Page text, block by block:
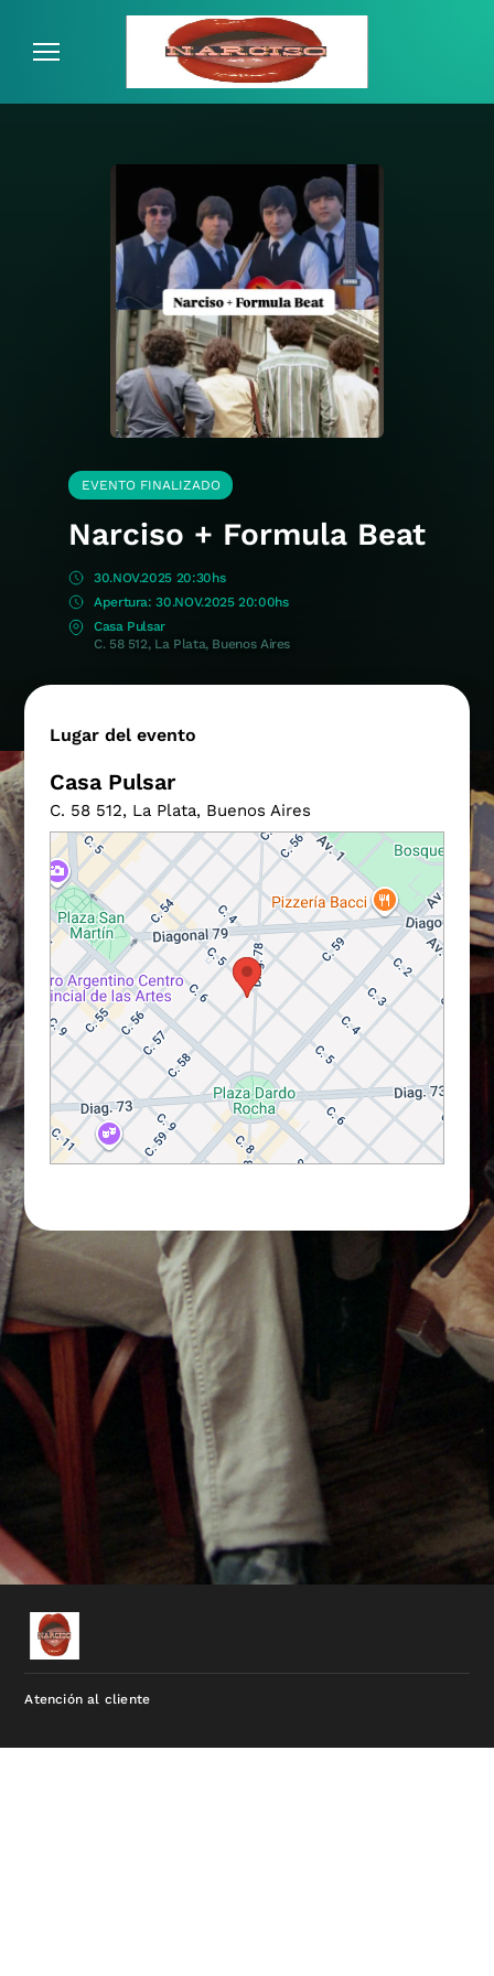
EVENTO FINALIZADO
Narciso + Formula Beat
30.NOV.2025 20:30hs
30.NOV.2025 20:00hs
Casa Pulsar
C. 58 512, La Plata, Buenos Aires
Lugar del evento
Casa Pulsar
C. 58 512, La Plata, Buenos Aires
Atención al cliente